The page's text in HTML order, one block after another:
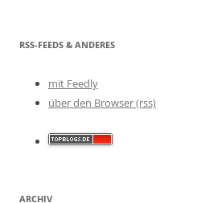
RSS-FEEDS & ANDERES
mit Feedly
über den Browser (rss)
ARCHIV